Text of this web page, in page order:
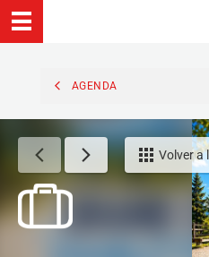
AGENDA
Volver a